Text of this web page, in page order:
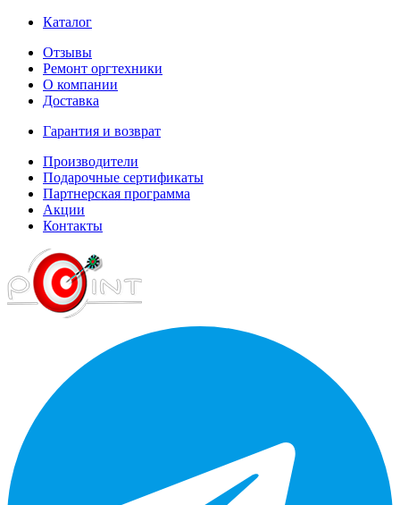
Каталог
Отзывы
Ремонт оргтехники
О компании
Доставка
Гарантия и возврат
Производители
Подарочные сертификаты
Партнерская программа
Акции
Контакты